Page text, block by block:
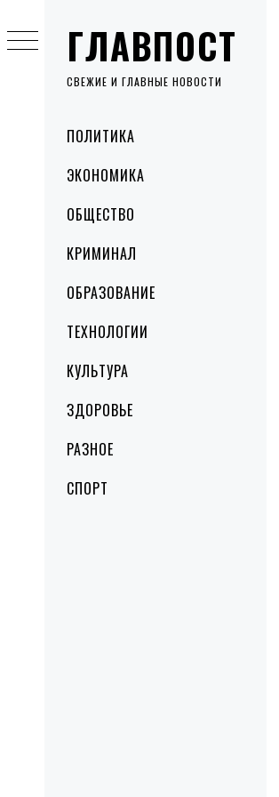
ГЛАВПОСТ
СВЕЖИЕ И ГЛАВНЫЕ НОВОСТИ
MenuПОЛИТИКА
ЭКОНОМИКА
ОБЩЕСТВО
КРИМИНАЛ
ОБРАЗОВАНИЕ
ТЕХНОЛОГИИ
КУЛЬТУРА
ЗДОРОВЬЕ
РАЗНОЕ
СПОРТ
to
content